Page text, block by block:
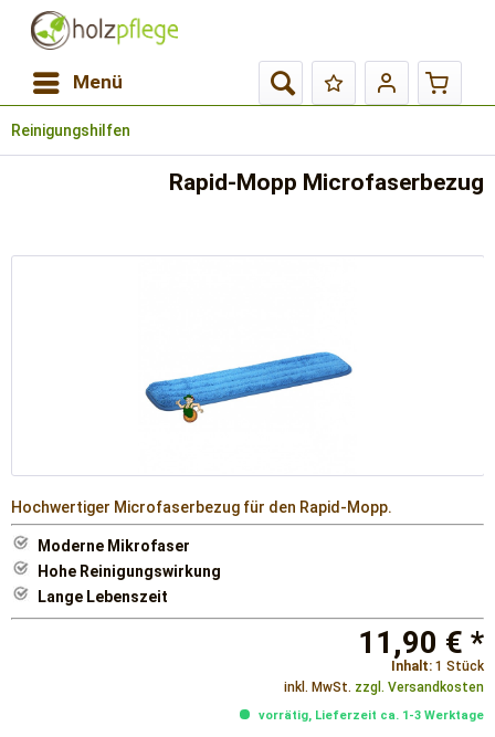
Menü
Reinigungshilfen
Rapid-Mopp Microfaserbezug
Hochwertiger Microfaserbezug für den Rapid-Mopp.
Moderne Mikrofaser
Hohe Reinigungswirkung
Lange Lebenszeit
11,90 € *
Inhalt: 1 Stück
inkl. MwSt. zzgl. Versandkosten
vorrätig, Lieferzeit ca. 1-3 Werktage